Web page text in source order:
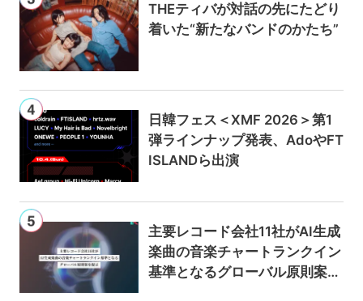
THEティバが対話の先にたどり
着いた“新たなバンドのかたち”
日韓フェス＜XMF 2026＞第1
弾ラインナップ発表、AdoやFT
ISLANDら出演
主要レコード会社11社がAI生成
楽曲の音楽チャートランクイン
基準となるグローバル原則案を